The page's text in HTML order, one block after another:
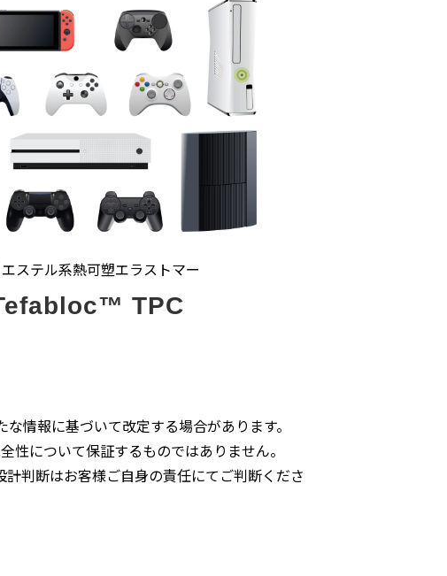
ステル系熱可塑エラストマー
TPC
情報に基づいて改定する場合があります。
性について保証するものではありません。
判断はお客様ご自身の責任にてご判断くださ